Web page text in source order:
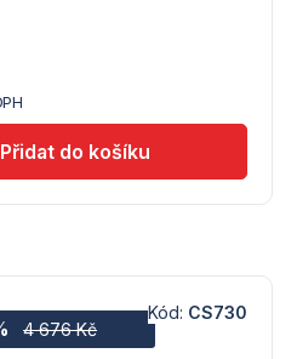
4 676 Kč
Kód: CS730